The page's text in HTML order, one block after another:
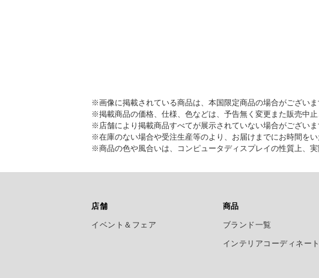
※画像に掲載されている商品は、本国限定商品の場合がございま
※掲載商品の価格、仕様、色などは、予告無く変更また販売中止
※店舗により掲載商品すべてが展示されていない場合がございま
※在庫のない場合や受注生産等のより、お届けまでにお時間を
※商品の色や風合いは、コンピュータディスプレイの性質上、
店舗
イベント＆フェア
商品
ブランド一覧
インテリアコーディネート